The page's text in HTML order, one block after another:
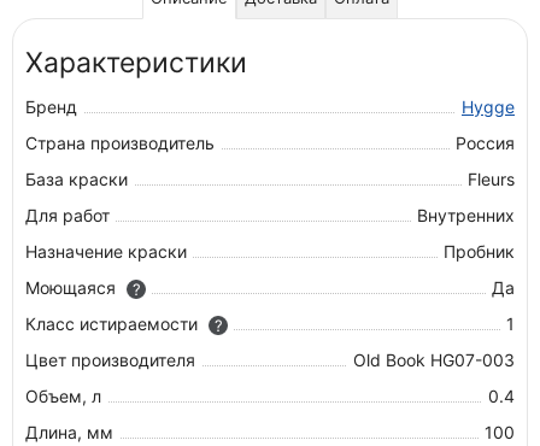
Характеристики
Бренд
Hygge
Страна производитель
Россия
База краски
Fleurs
Для работ
Внутренних
Назначение краски
Пробник
Моющаяся
?
Да
Класс истираемости
?
1
Цвет производителя
Old Book HG07-003
Объем, л
0.4
Длина, мм
100